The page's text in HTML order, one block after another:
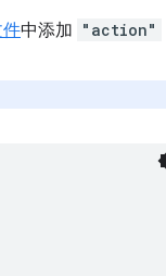
中添加 "action"